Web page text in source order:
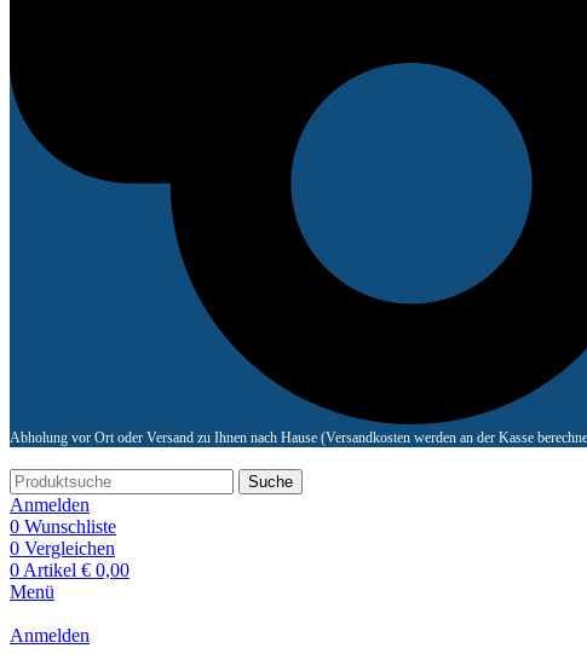
Abholung vor Ort oder Versand zu Ihnen nach Hause (Versandkosten werden an der Kasse
Suche
Anmelden
0 Wunschliste
0 Vergleichen
0 Artikel € 0,00
Menü
Anmelden